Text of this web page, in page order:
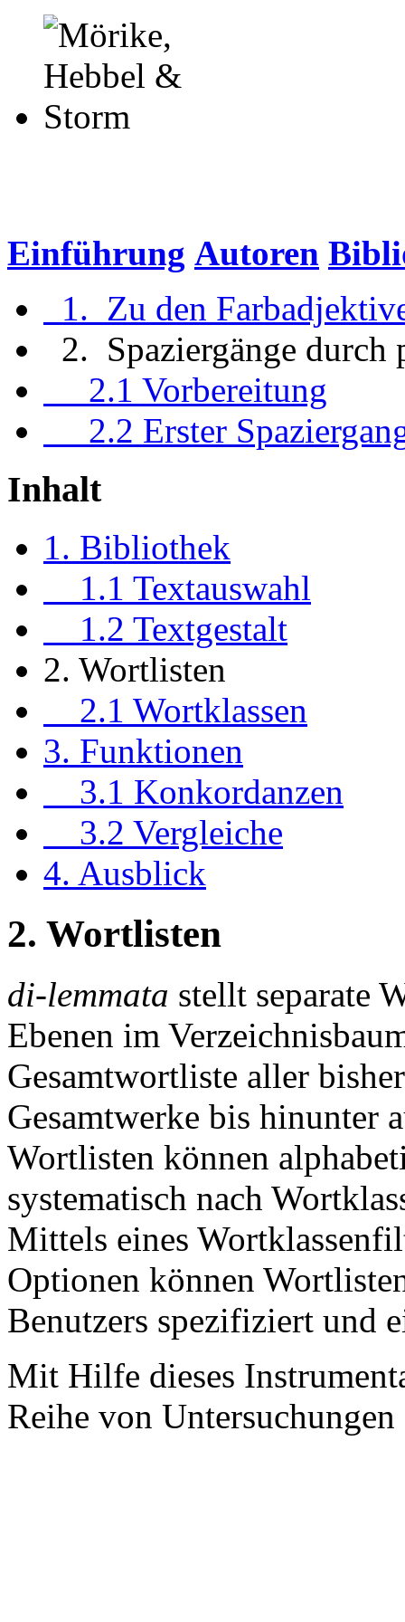
Einführung Autoren
1. Zu den
2. Spaziergänge durch
2.1 Vorbereitung
2.2 Erster
Inhalt
1. Bibliothek
1.1 Textauswahl
1.2 Textgestalt
2. Wortlisten
2.1 Wortklassen
3. Funktionen
3.1 Konkordanzen
3.2 Vergleiche
4. Ausblick
2. Wortlisten
di-lemmata stellt separate
Ebenen im
Gesamtwortliste aller
Gesamtwerke bis hinunter
Wortlisten können
systematisch nach
Mittels eines
Optionen können
Benutzers spezifiziert und
Mit Hilfe dieses
Reihe von Untersuchungen